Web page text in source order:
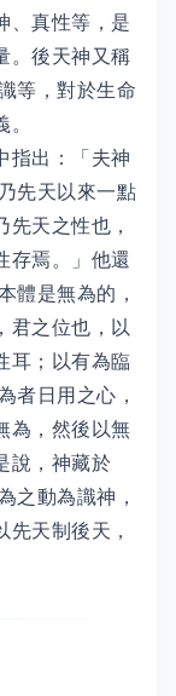
、真性等，是
。後天神又稱
等，對於生命
指出：「夫神
先天以來一點
天之性也，
存焉。」他還
體是無為的，
君之位也，以
耳；以有為臨
者日用之心，
為，然後以無
說，神藏於
之動為識神，
天制後天，